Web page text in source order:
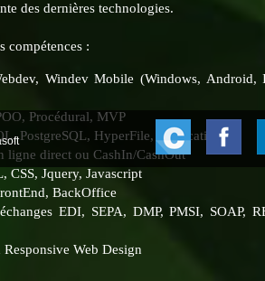
des dernières technologies.
compétences :
Windev Mobile (Windows, Android,
Procédural, MVP
PostgreSQL, HyperFile, Replication...
ligne direct ou CashIn/CashOut
CSS, Jquery, Javascript
BackOffice
EDI, SEPA, DMP, PMSI, SOAP,
Web Design